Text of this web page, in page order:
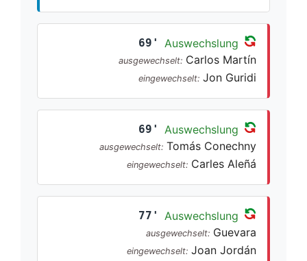
69' Auswechslung
ausgewechselt: Carlos Martín
eingewechselt: Jon Guridi
69' Auswechslung
ausgewechselt: Tomás Conechny
eingewechselt: Carles Aleñá
77' Auswechslung
ausgewechselt: Guevara
eingewechselt: Joan Jordán